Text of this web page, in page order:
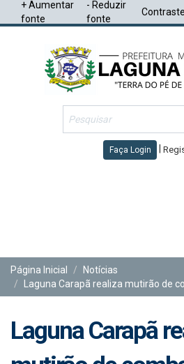
+ Aumentar
fonte
- Reduzir
fonte
Contraste
Faça Login
Página Inicial
Notícias
Laguna Carapã realiza mutirão de
Laguna Carapã